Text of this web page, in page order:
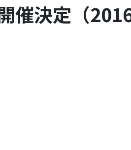
催決定（